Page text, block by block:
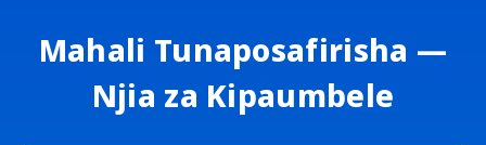
Mahali Tunaposafirisha —
Njia za Kipaumbele